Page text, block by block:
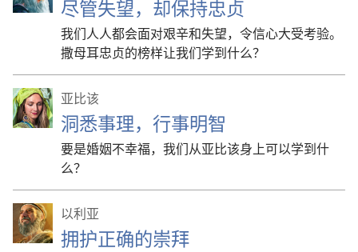
尽管失望，却保持忠贞
我们人人都会面对艰辛和失望，令信心大受考验。
撒母耳忠贞的榜样让我们学到什么？
亚比该
洞悉事理，行事明智
要是婚姻不幸福，我们从亚比该身上可以学到什
么？
以利亚
拥护正确的崇拜